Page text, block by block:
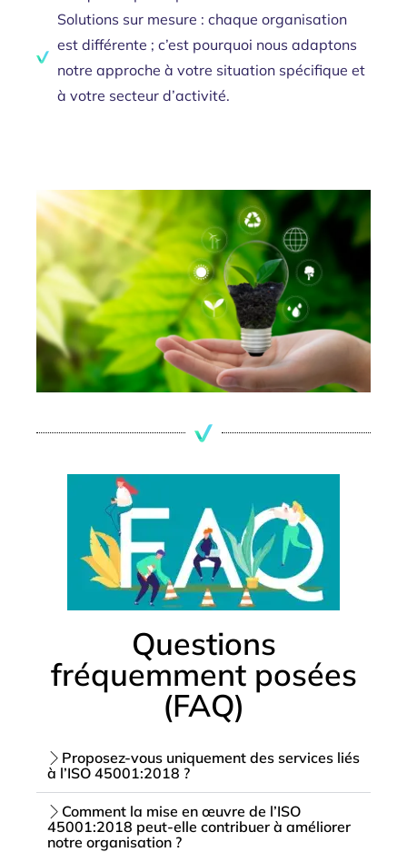
Solutions sur mesure : chaque organisation
est différente ; c’est pourquoi nous adaptons
notre approche à votre situation spécifique et
à votre secteur d’activité.
Questions
fréquemment posées
(FAQ)
Proposez-vous uniquement des services liés
à l’ISO 45001:2018 ?
Comment la mise en œuvre de l’ISO
45001:2018 peut-elle contribuer à améliorer
notre organisation ?